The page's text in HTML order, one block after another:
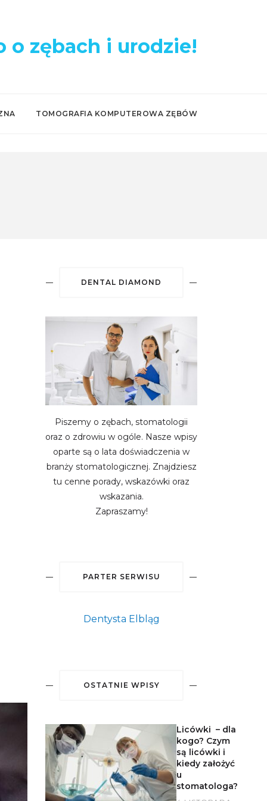
o zębach i urodzie!
TOMOGRAFIA KOMPUTEROWA ZĘBÓW
DENTAL DIAMOND
Piszemy o zębach, stomatologii
oraz o zdrowiu w ogóle. Nasze wpisy
oparte są o lata doświadczenia w
branży stomatologicznej. Znajdziesz
tu cenne porady, wskazówki oraz
wskazania.
Zapraszamy!
PARTER SERWISU
Dentysta Elbląg
OSTATNIE WPISY
Licówki – dla
kogo? Czym
są licówki i
kiedy założyć
u
stomatologa?